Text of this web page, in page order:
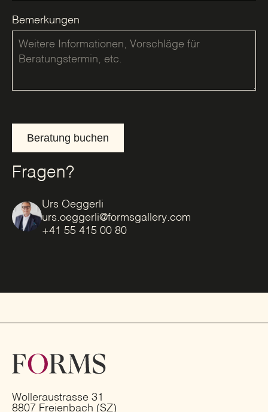
Bemerkungen
Beratung buchen
Fragen?
Urs Oeggerli
urs.oeggerli@formsgallery.com
+41 55 415 00 80
Wolleraustrasse 31
8807 Freienbach (SZ)